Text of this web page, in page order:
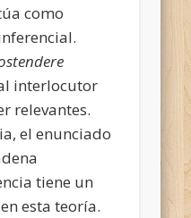
como
interlocutor
relevantes.
el enunciado
tiene un
esta teoría.